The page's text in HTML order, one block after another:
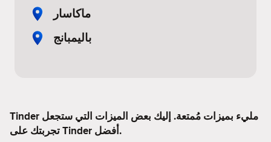
ماكاسار
باليمبانج
Tinder مليء بميزات مُمتعة. إليك بعض الميزات التي ستجعل
تجربتك على Tinder أفضل.